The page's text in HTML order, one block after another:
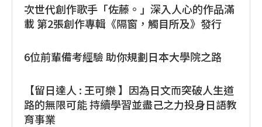
次世代創作歌手「佐藤。」深入人心的作品滿
載 第2張創作專輯《隔窗，觸目所及》發行
6位前輩備考經驗 助你規劃日本大學院之路
【留日達人 : 王可樂 】因為日文而突破人生道
路的無限可能 持續學習並盡己之力投身日語教
育事業